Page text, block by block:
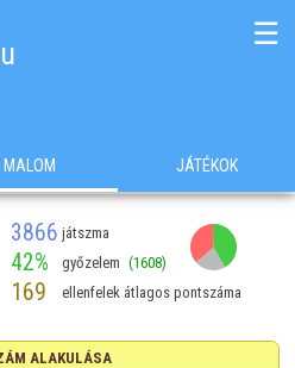
☰
MALOM JÁTÉKOK
3866 játszma
42% győzelem (1608)
169 ellenfelek átlagos pontszáma
ALAKULÁSA